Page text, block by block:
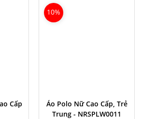
Cấp
10%
Áo Polo Nữ Cao Cấp, Trẻ
Trung - NRSPLW0011